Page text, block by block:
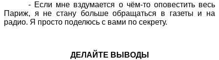
- Если мне вздумается о чём-то оповестить весь
Париж, я не стану больше обращаться в газеты и на
радио. Я просто поделюсь с вами по секрету.
ДЕЛАЙТЕ ВЫВОДЫ